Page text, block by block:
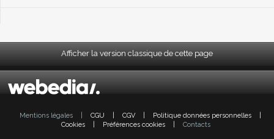
Afficher la version classique de cette page
Mentions légales CGU CGV Politique données personnelles
Cookies
Préférences cookies Contacts